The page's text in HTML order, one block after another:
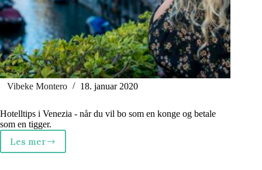
Vibeke Montero 18. januar 2020
Hotelltips i Venezia - når du vil bo som en konge og betale
som en tigger.
Les mer
Unikt